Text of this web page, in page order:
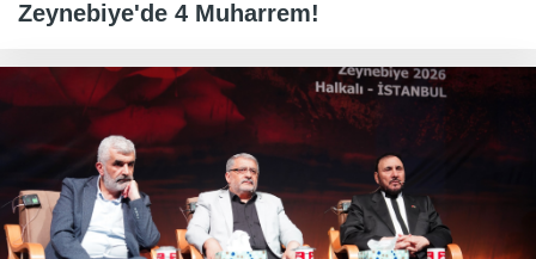
Zeynebiye'de 4 Muharrem!